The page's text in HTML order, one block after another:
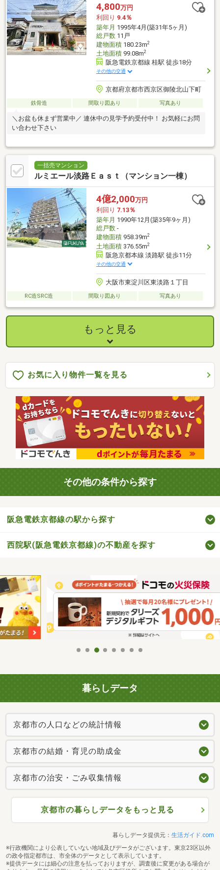
4,800万円
利回り 9.4％
築年月 1995年4月(築31年5ヶ月)
総戸数11戸
建物面積180.23m2
土地面積99.08m2
阪急電鉄京都線 桂駅 徒歩18分
その他の交通
京都府京都市西京区御陵北山下町
鉄骨造 間取り図あり 写真あり
＼お盆も休まず営業中／ 連休中の見学予約受付中！ お気軽にお問
い合わせ下さい
一括売マンション
ルミエール淡路Ｅａｓｔ（マンション一棟）
4億2,000万円
利回り 7.13％
築年月 1990年12月(築35年9ヶ月)
総戸数-
建物面積958.39m2
土地面積376.55m2
阪急京都本線 淡路駅 徒歩11分
その他の交通
大阪市東淀川区東淡路１丁目
RC造SRC造 間取り図あり 写真あり
もっと見る
お気に入り物件一覧を見る
その他の条件から探す
阪急電鉄京都線の駅から探す
西院駅(阪急電鉄京都線)の不動産を探す
暮らしデータ
京都市の人口などの統計情報
京都市の結婚・育児の助成金
京都市の治安・ごみ収集情報
京都市の暮らしデータをもっと見る
暮らしデータ提供元： 生活ガイド.com
※行政機関により公表していない地域及びデータがございます。東京23区以外
の政令指定都市は、市全体のデータとして表示しています。
※提供データには細心の注意を払っておりますが、調査後に変更がある場合が